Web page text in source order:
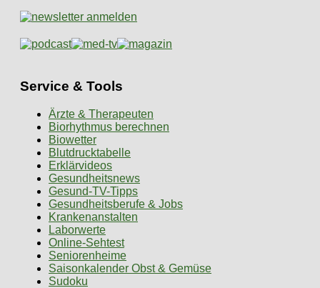
Service & Tools
Ärzte & Therapeuten
Biorhythmus berechnen
Biowetter
Blutdrucktabelle
Erklärvideos
Gesundheitsnews
Gesund-TV-Tipps
Gesundheitsberufe & Jobs
Krankenanstalten
Laborwerte
Online-Sehtest
Seniorenheime
Saisonkalender Obst & Gemüse
Sudoku